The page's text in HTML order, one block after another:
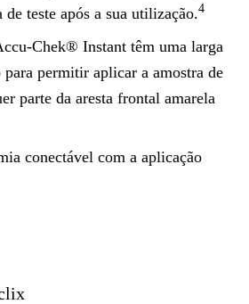
teste após a sua utilização.4
Chek® Instant têm uma larga
para permitir aplicar a amostra de
parte da aresta frontal amarela
conectável com a aplicação